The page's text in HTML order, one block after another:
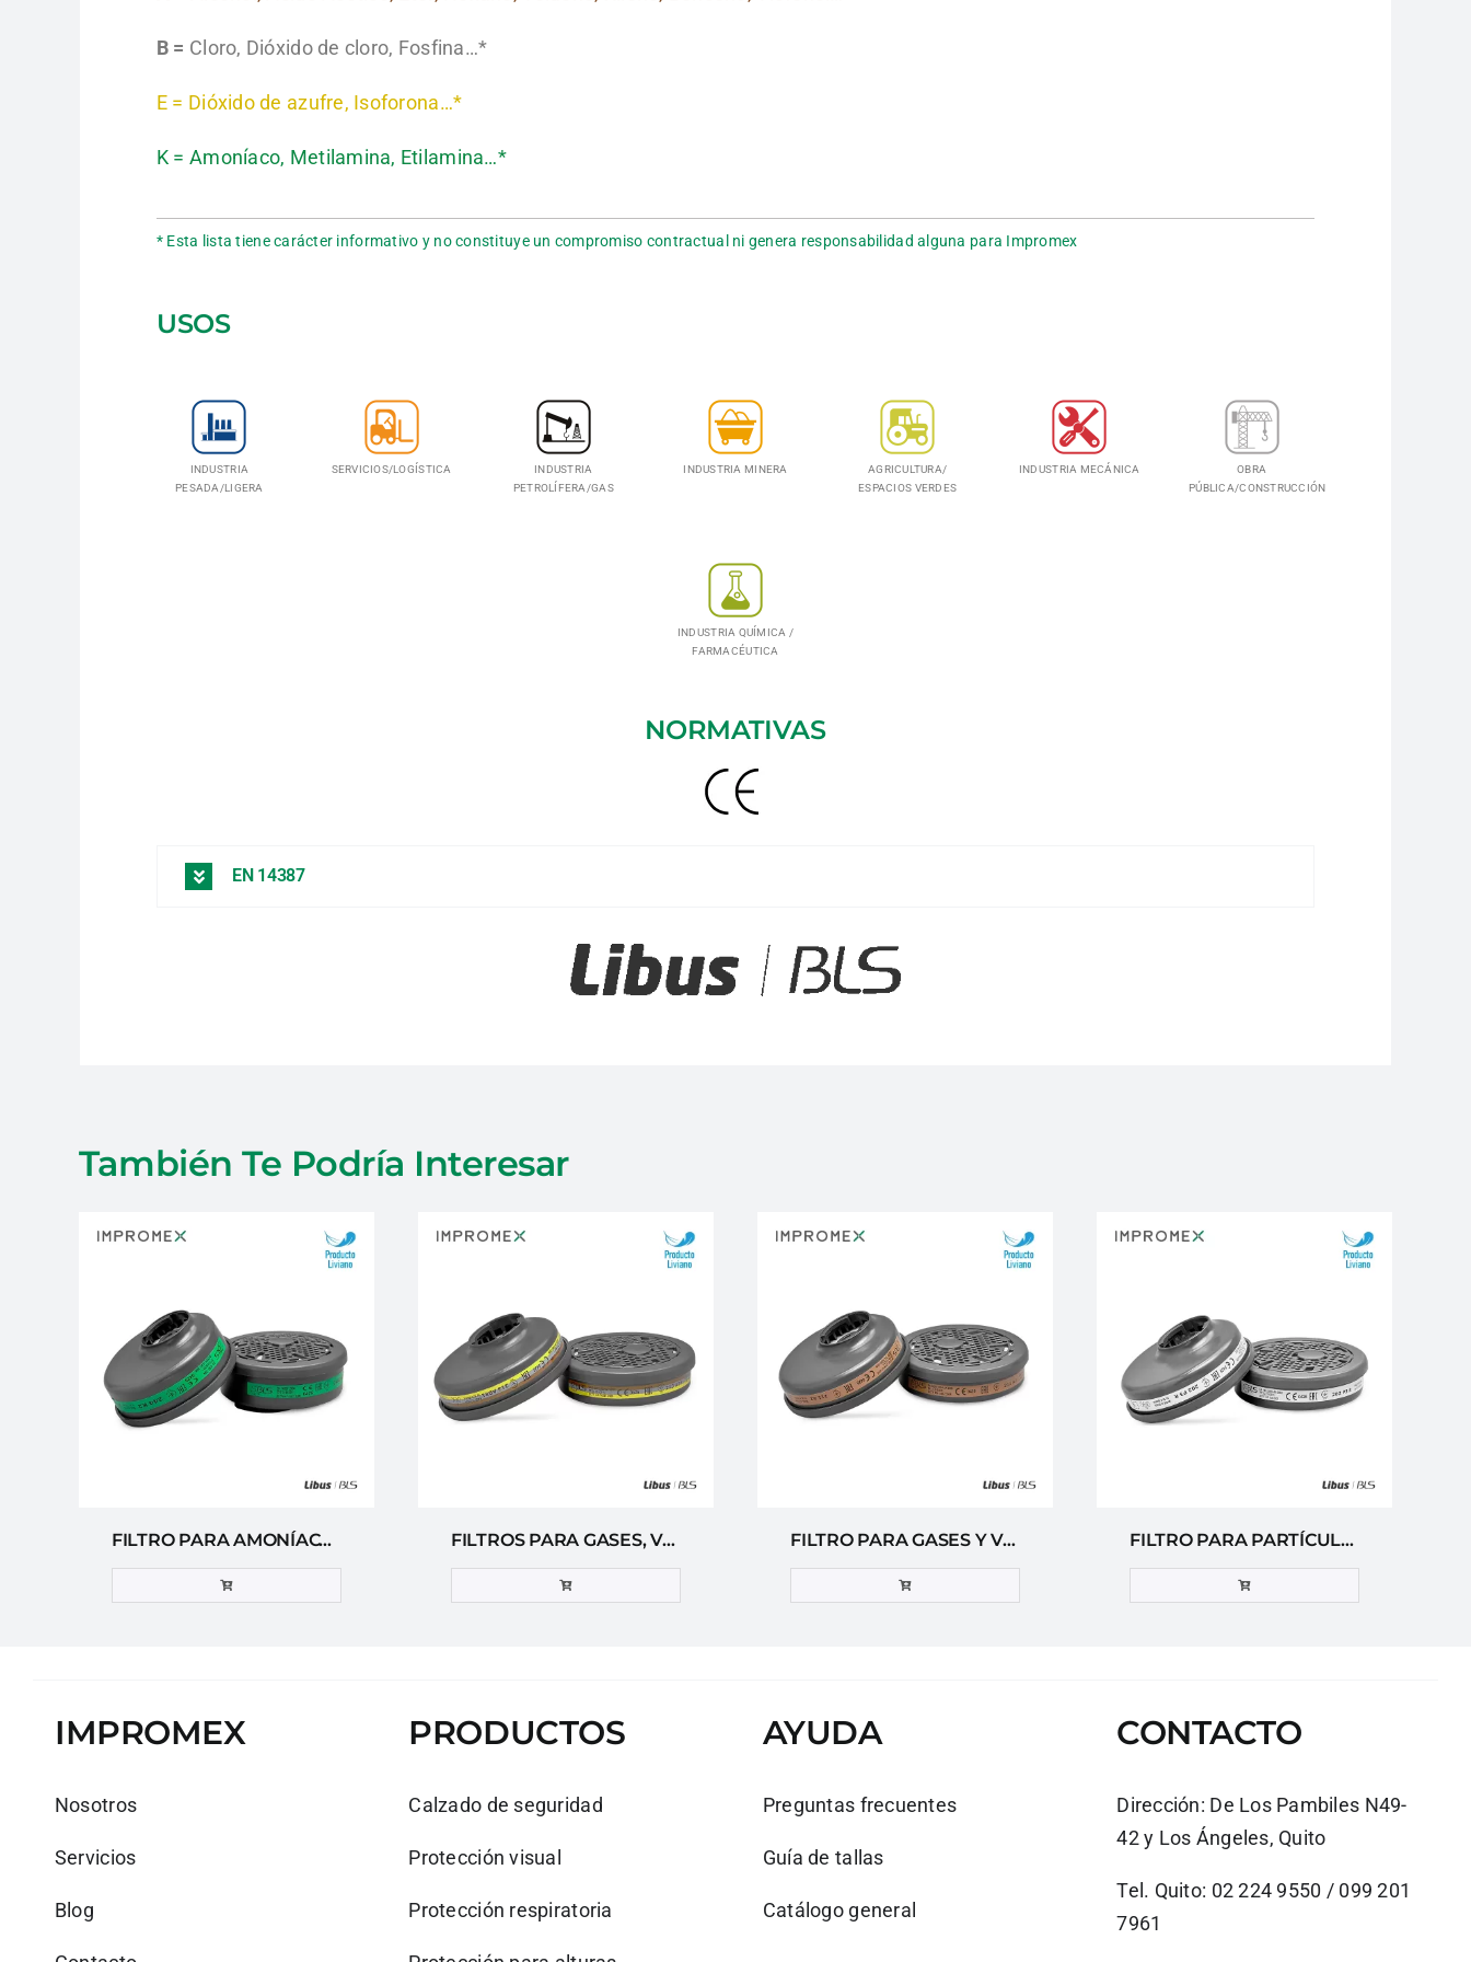
B = Cloro, Dióxido de cloro, Fosfina…*
E = Dióxido de azufre, Isoforona…*
K = Amoníaco, Metilamina, Etilamina…*
* Esta lista tiene carácter informativo y no constituye un compromiso contractual ni genera responsabilidad alguna para Impromex
USOS
INDUSTRIA
PESADA/LIGERA
SERVICIOS/LOGÍSTICA
INDUSTRIA
PETROLÍFERA/GAS
INDUSTRIA MINERA
AGRICULTURA/
ESPACIOS VERDES
INDUSTRIA MECÁNICA
OBRA
PÚBLICA/CONSTRUCCIÓN
INDUSTRIA QUÍMICA /
FARMACÉUTICA
NORMATIVAS
EN 14387
También Te Podría Interesar
FILTRO PARA AMONÍACO Y OTRAS AMINAS BLS 244 FILTROS PARA GASES, VAPORES ORGÁNICOS, INORGÁNICOS Y ÁCIDOS BLS 213 FILTRO PARA GASES Y VAPORES ORGÁNICOS A2 BLS 211 FILTRO PARA PARTÍCULAS P3 R BLS 202
IMPROMEX
Nosotros
Servicios
Blog
PRODUCTOS
Calzado de seguridad
Protección visual
Protección respiratoria
AYUDA
Preguntas frecuentes
Guía de tallas
Catálogo general
CONTACTO
Dirección: De Los Pambiles N49-
42 y Los Ángeles, Quito
Tel. Quito: 02 224 9550 / 099 201
7961